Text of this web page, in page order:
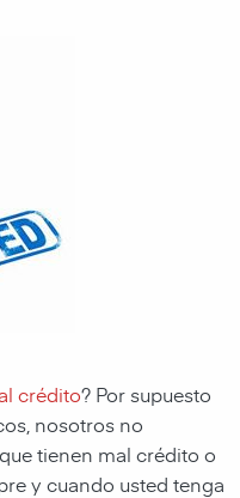
crédito? Por supuesto
nosotros no
tienen mal crédito o
y cuando usted tenga